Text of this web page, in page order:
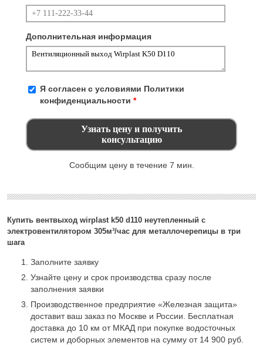
Купить вентвыход wirplast k50 d110 неутепленный с
электровентилятором 305м³/час для металлочерепицы в три
шага
Заполните заявку
Узнайте цену и срок производства сразу после
заполнения заявки
Производственное предприятие «Железная защита»
доставит ваш заказ по Москве и России. Бесплатная
доставка до 10 км от МКАД при покупке водосточных
систем и доборных элементов на сумму от 14 900 руб.
Дополнительная информация
Я согласен с условиями Политики
конфиденциальности *
Сообщим цену в течение 7 мин.